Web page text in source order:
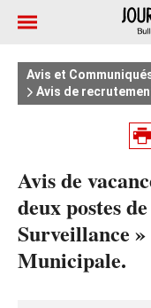
Avis et
Avis de
Avis de
deux postes
Surveillance
Municipale.